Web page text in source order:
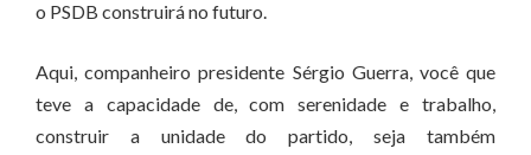
o PSDB construirá no futuro.
Aqui, companheiro presidente Sérgio Guerra, você que
teve a capacidade de, com serenidade e trabalho,
construir a unidade do partido, seja também